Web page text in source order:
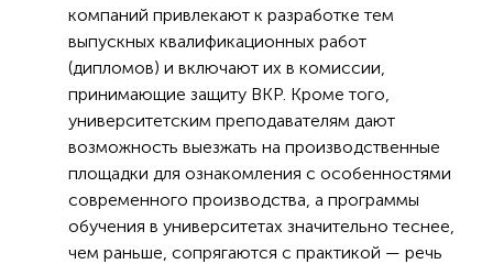
компаний привлекают к разработке тем
выпускных квалификационных работ
(дипломов) и включают их в комиссии,
принимающие защиту ВКР. Кроме того,
университетским преподавателям дают
возможность выезжать на производственные
площадки для ознакомления с особенностями
современного производства, а программы
обучения в университетах значительно теснее,
чем раньше, сопрягаются с практикой — речь